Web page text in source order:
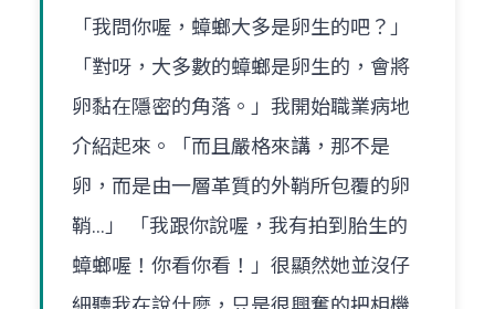
「我問你喔，蟑螂大多是卵生的吧？」
「對呀，大多數的蟑螂是卵生的，會將
卵黏在隱密的角落。」我開始職業病地
介紹起來。「而且嚴格來講，那不是
卵，而是由一層革質的外鞘所包覆的卵
鞘...」 「我跟你說喔，我有拍到胎生的
蟑螂喔！你看你看！」很顯然她並沒仔